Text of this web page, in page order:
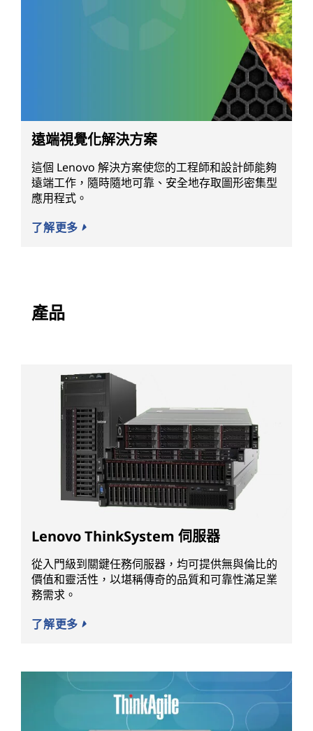
遠端視覺化解決方案
這個 Lenovo 解決方案使您的工程師和設計師能夠
遠端工作，隨時隨地可靠、安全地存取圖形密集型
應用程式。
了解更多
產品
Lenovo ThinkSystem 伺服器
從入門級到關鍵任務伺服器，均可提供無與倫比的
價值和靈活性，以堪稱傳奇的品質和可靠性滿足業
務需求。
了解更多